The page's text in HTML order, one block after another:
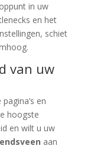
in uw
en het
schiet
van uw
en
hoogste
en wilt u uw
aan